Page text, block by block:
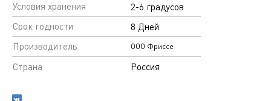
Условия хранения
2-6 градусов
Срок годности
8 Дней
Производитель
ООО Фриссе
Страна Россия